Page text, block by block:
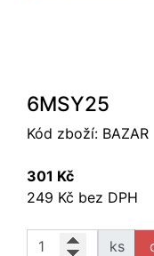
6MSY25
Kód zboží: BAZAR
301 Kč
249 Kč bez DPH
ks